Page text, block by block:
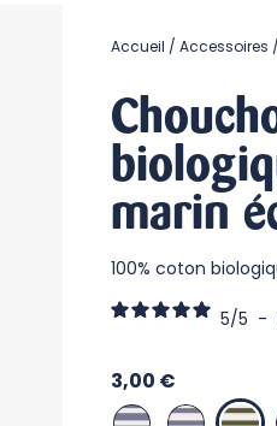
Accueil Accessoires
marin
100% coton
5/5 -
3,00 €
JEAN / SABLESABLE / JEAN
SABLE